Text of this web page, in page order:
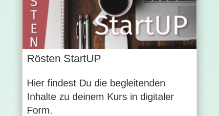
Rösten StartUP
Hier findest Du die begleitenden
Inhalte zu deinem Kurs in digitaler
Form.